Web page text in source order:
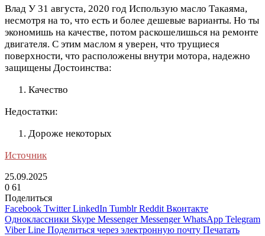
Влад У 31 августа, 2020 год Использую масло Такаяма,
несмотря на то, что есть и более дешевые варианты. Но ты
экономишь на качестве, потом раскошелишься на ремонте
двигателя. С этим маслом я уверен, что трущиеся
поверхности, что расположены внутри мотора, надежно
защищены Достоинства:
Качество
Недостатки:
Дороже некоторых
Источник
25.09.2025
0 61
Поделиться
Facebook Twitter LinkedIn Tumblr Reddit Вконтакте
Одноклассники Skype Messenger Messenger WhatsApp Telegram
Viber Line Поделиться через электронную почту Печатать